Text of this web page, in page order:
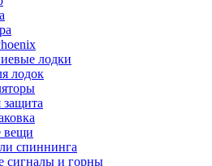
лодки
лодок
вещи
спиннинга
сигналы и горны